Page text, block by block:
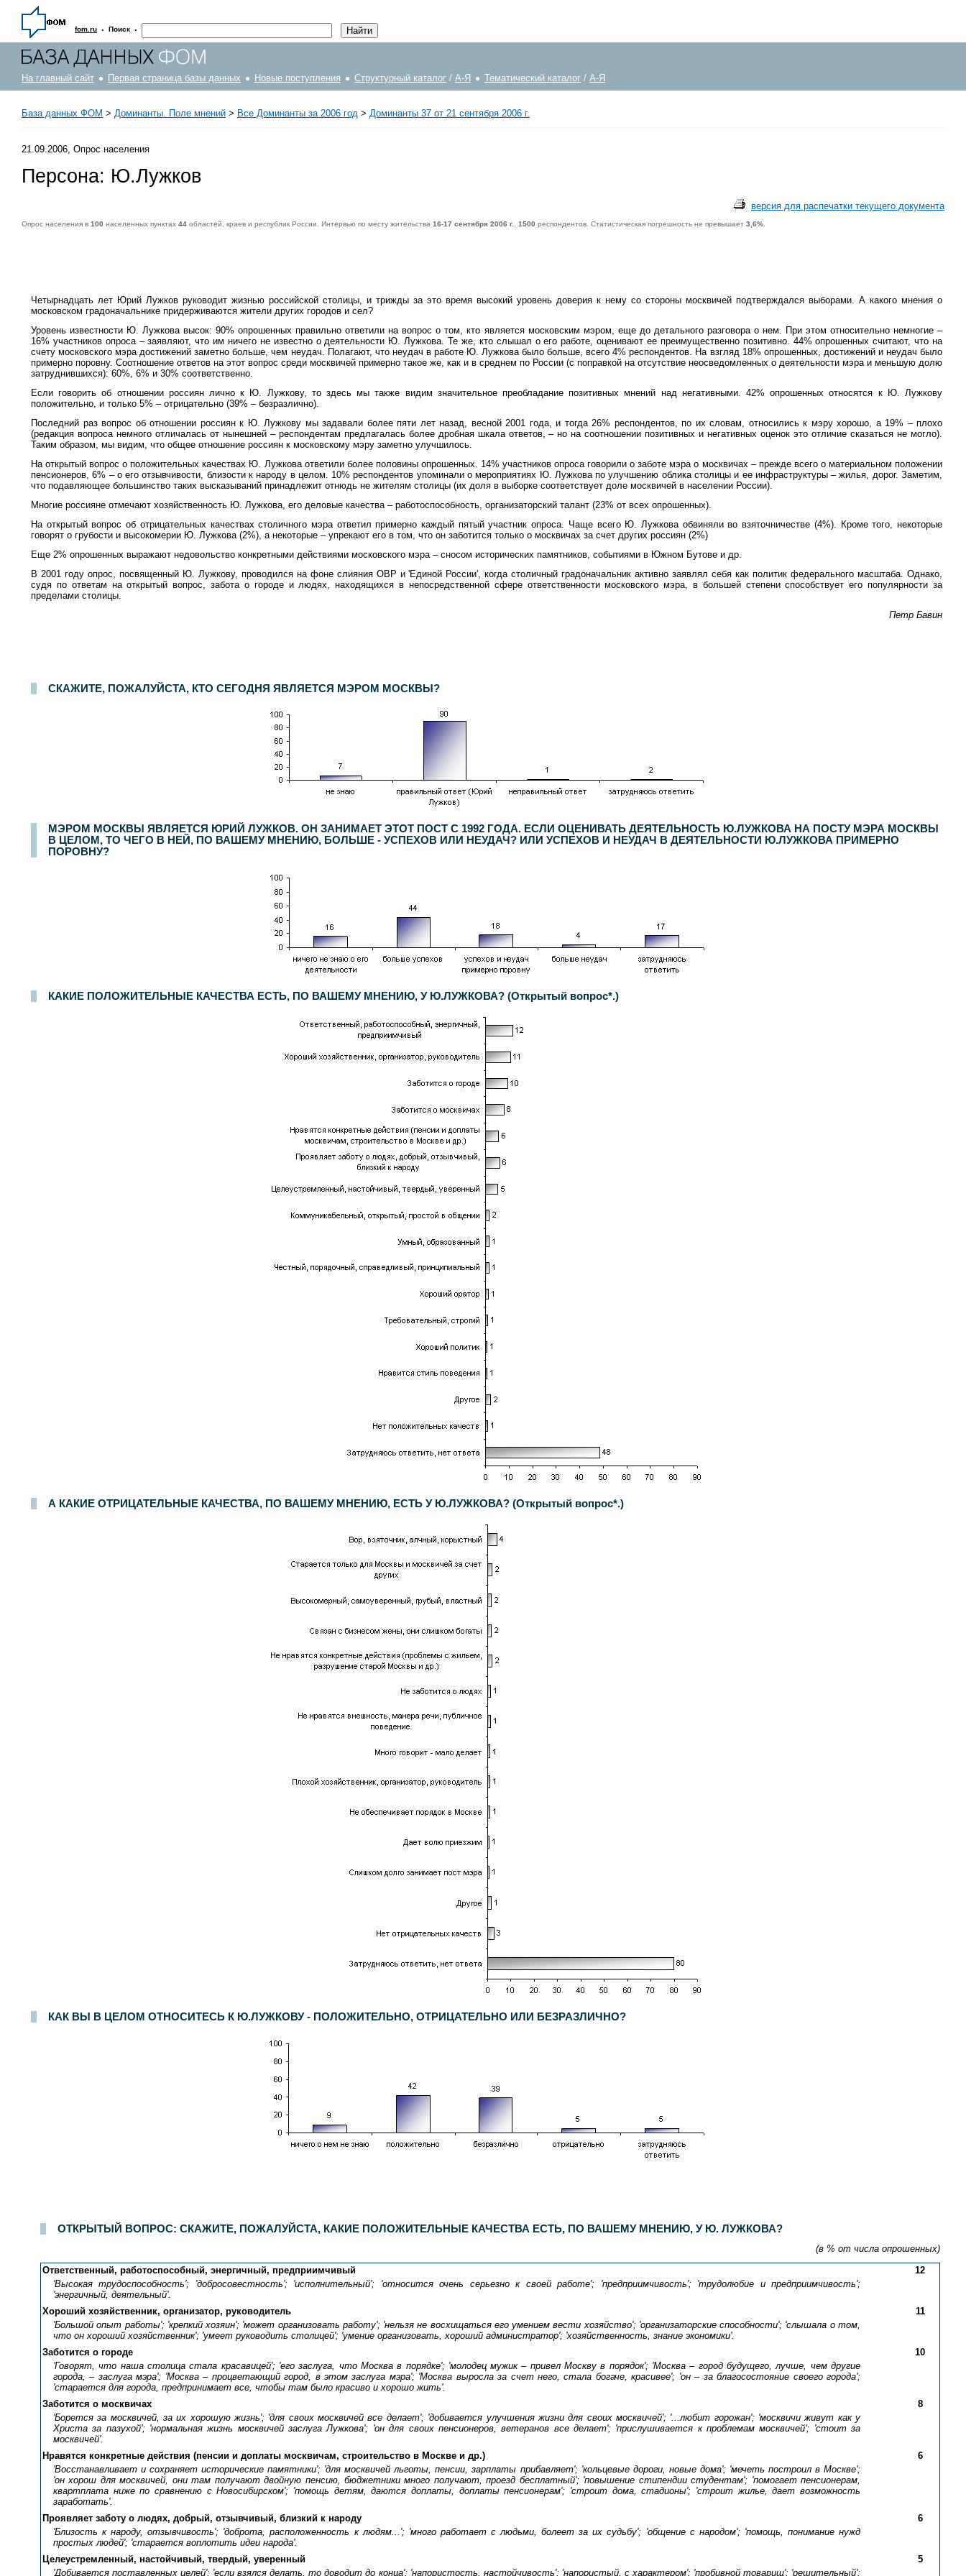
fom.ru · Поиск ·
На главный сайт Первая страница базы данных Новые поступления Структурный каталог / А-Я Тематический каталог / А-Я
База данных ФОМ > Доминанты. Поле мнений > Все Доминанты за 2006 год > Доминанты 37 от 21 сентября 2006 г.
21.09.2006, Опрос населения
Персона: Ю.Лужков
версия для распечатки текущего документа
Опрос населения в 100 населенных пунктах 44 областей, краев и республик России. Интервью по месту жительства 16-17 сентября 2006 г. 1500 респондентов. Статистическая погрешность не превышает 3,6%
Четырнадцать лет Юрий Лужков руководит жизнью российской столицы, и трижды за это время высокий уровень доверия к нему со стороны москвичей подтверждался выборами. А какого мнения о
московском градоначальнике придерживаются жители других городов и сел?
Уровень известности Ю. Лужкова высок: 90% опрошенных правильно ответили на вопрос о том, кто является московским мэром, еще до детального разговора о нем. При этом относительно немногие –
16% участников опроса – заявляют, что им ничего не известно о деятельности Ю. Лужкова. Те же, кто слышал о его работе, оценивают ее преимущественно позитивно. 44% опрошенных считают, что на
счету московского мэра достижений заметно больше, чем неудач. Полагают, что неудач в работе Ю. Лужкова было больше, всего 4% респондентов. На взгляд 18% опрошенных, достижений и неудач было
примерно поровну. Соотношение ответов на этот вопрос среди москвичей примерно такое же, как и в среднем по России (с поправкой на отсутствие неосведомленных о деятельности мэра и меньшую долю
затруднившихся): 60%, 6% и 30% соответственно.
Если говорить об отношении россиян лично к Ю. Лужкову, то здесь мы также видим значительное преобладание позитивных мнений над негативными. 42% опрошенных относятся к Ю. Лужкову
положительно, и только 5% – отрицательно (39% – безразлично).
Последний раз вопрос об отношении россиян к Ю. Лужкову мы задавали более пяти лет назад, весной 2001 года, и тогда 26% респондентов, по их словам, относились к мэру хорошо, а 19% – плохо
(редакция вопроса немного отличалась от нынешней – респондентам предлагалась более дробная шкала ответов, – но на соотношении позитивных и негативных оценок это отличие сказаться не могло).
Таким образом, мы видим, что общее отношение россиян к московскому мэру заметно улучшилось.
На открытый вопрос о положительных качествах Ю. Лужкова ответили более половины опрошенных. 14% участников опроса говорили о заботе мэра о москвичах – прежде всего о материальном положении
пенсионеров, 6% – о его отзывчивости, близости к народу в целом. 10% респондентов упоминали о мероприятиях Ю. Лужкова по улучшению облика столицы и ее инфраструктуры – жилья, дорог. Заметим,
что подавляющее большинство таких высказываний принадлежит отнюдь не жителям столицы (их доля в выборке соответствует доле москвичей в населении России).
Многие россияне отмечают хозяйственность Ю. Лужкова, его деловые качества – работоспособность, организаторский талант (23% от всех опрошенных).
На открытый вопрос об отрицательных качествах столичного мэра ответил примерно каждый пятый участник опроса. Чаще всего Ю. Лужкова обвиняли во взяточничестве (4%). Кроме того, некоторые
говорят о грубости и высокомерии Ю. Лужкова (2%), а некоторые – упрекают его в том, что он заботится только о москвичах за счет других россиян (2%)
Еще 2% опрошенных выражают недовольство конкретными действиями московского мэра – сносом исторических памятников, событиями в Южном Бутове и др.
В 2001 году опрос, посвященный Ю. Лужкову, проводился на фоне слияния ОВР и 'Единой России', когда столичный градоначальник активно заявлял себя как политик федерального масштаба. Однако,
судя по ответам на открытый вопрос, забота о городе и людях, находящихся в непосредственной сфере ответственности московского мэра, в большей степени способствует его популярности за
пределами столицы.
Петр Бавин
СКАЖИТЕ, ПОЖАЛУЙСТА, КТО СЕГОДНЯ ЯВЛЯЕТСЯ МЭРОМ МОСКВЫ?
МЭРОМ МОСКВЫ ЯВЛЯЕТСЯ ЮРИЙ ЛУЖКОВ. ОН ЗАНИМАЕТ ЭТОТ ПОСТ С 1992 ГОДА. ЕСЛИ ОЦЕНИВАТЬ ДЕЯТЕЛЬНОСТЬ Ю.ЛУЖКОВА НА ПОСТУ МЭРА МОСКВЫ
В ЦЕЛОМ, ТО ЧЕГО В НЕЙ, ПО ВАШЕМУ МНЕНИЮ, БОЛЬШЕ - УСПЕХОВ ИЛИ НЕУДАЧ? ИЛИ УСПЕХОВ И НЕУДАЧ В ДЕЯТЕЛЬНОСТИ Ю.ЛУЖКОВА ПРИМЕРНО
ПОРОВНУ?
КАКИЕ ПОЛОЖИТЕЛЬНЫЕ КАЧЕСТВА ЕСТЬ, ПО ВАШЕМУ МНЕНИЮ, У Ю.ЛУЖКОВА? (Открытый вопрос*.)
А КАКИЕ ОТРИЦАТЕЛЬНЫЕ КАЧЕСТВА, ПО ВАШЕМУ МНЕНИЮ, ЕСТЬ У Ю.ЛУЖКОВА? (Открытый вопрос*.)
КАК ВЫ В ЦЕЛОМ ОТНОСИТЕСЬ К Ю.ЛУЖКОВУ - ПОЛОЖИТЕЛЬНО, ОТРИЦАТЕЛЬНО ИЛИ БЕЗРАЗЛИЧНО?
ОТКРЫТЫЙ ВОПРОС: СКАЖИТЕ, ПОЖАЛУЙСТА, КАКИЕ ПОЛОЖИТЕЛЬНЫЕ КАЧЕСТВА ЕСТЬ, ПО ВАШЕМУ МНЕНИЮ, У Ю. ЛУЖКОВА?
(в % от числа опрошенных)
Ответственный, работоспособный, энергичный, предприимчивый
12
'Высокая трудоспособность'; 'добросовестность'; 'исполнительный'; 'относится очень серьезно к своей работе'; 'предприимчивость'; 'трудолюбие и предприимчивость';
'энергичный, деятельный'.
Хороший хозяйственник, организатор, руководитель
11
'Большой опыт работы'; 'крепкий хозяин'; 'может организовать работу'; 'нельзя не восхищаться его умением вести хозяйство'; 'организаторские способности'; 'слышала о том,
что он хороший хозяйственник'; 'умеет руководить столицей'; 'умение организовать, хороший администратор'; 'хозяйственность, знание экономики'.
Заботится о городе
10
'Говорят, что наша столица стала красавицей'; 'его заслуга, что Москва в порядке'; 'молодец мужик – привел Москву в порядок'; 'Москва – город будущего, лучше, чем другие
города, – заслуга мэра'; 'Москва – процветающий город, в этом заслуга мэра'; 'Москва выросла за счет него, стала богаче, красивее'; 'он – за благосостояние своего города';
'старается для города, предпринимает все, чтобы там было красиво и хорошо жить'.
Заботится о москвичах
8
'Борется за москвичей, за их хорошую жизнь'; 'для своих москвичей все делает'; 'добивается улучшения жизни для своих москвичей'; '...любит горожан'; 'москвичи живут как у
Христа за пазухой'; 'нормальная жизнь москвичей заслуга Лужкова'; 'он для своих пенсионеров, ветеранов все делает'; 'прислушивается к проблемам москвичей'; 'стоит за
москвичей'.
Нравятся конкретные действия (пенсии и доплаты москвичам, строительство в Москве и др.)
6
'Восстанавливает и сохраняет исторические памятники'; 'для москвичей льготы, пенсии, зарплаты прибавляет'; 'кольцевые дороги, новые дома'; 'мечеть построил в Москве';
'он хорош для москвичей, они там получают двойную пенсию, бюджетники много получают, проезд бесплатный'; 'повышение стипендии студентам'; 'помогает пенсионерам,
квартплата ниже по сравнению с Новосибирском'; 'помощь детям, даются доплаты, доплаты пенсионерам'; 'строит дома, стадионы'; 'строит жилье, дает возможность
заработать'.
Проявляет заботу о людях, добрый, отзывчивый, близкий к народу
6
'Близость к народу, отзывчивость'; 'доброта, расположенность к людям...'; 'много работает с людьми, болеет за их судьбу'; 'общение с народом'; 'помощь, понимание нужд
простых людей'; 'старается воплотить идеи народа'.
Целеустремленный, настойчивый, твердый, уверенный
5
'Добивается поставленных целей'; 'если взялся делать, то доводит до конца'; 'напористость, настойчивость'; 'напористый, с характером'; 'пробивной товарищ'; 'решительный';